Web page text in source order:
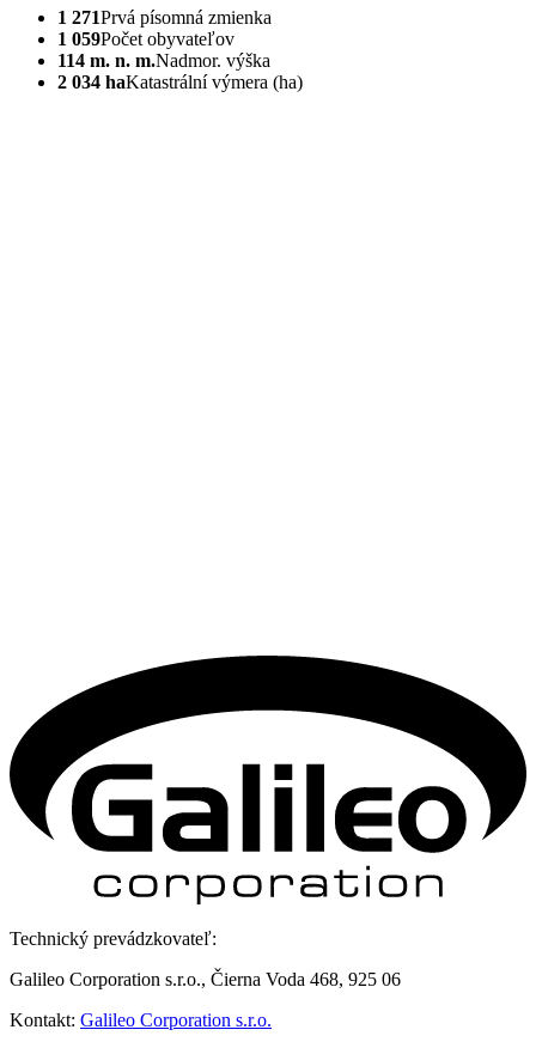
1 271Prvá písomná zmienka
1 059Počet obyvateľov
114 m. n. m.Nadmor. výška
2 034 haKatastrální výmera (ha)
Technický prevádzkovateľ:
Galileo Corporation s.r.o., Čierna Voda 468, 925 06
Kontakt: Galileo Corporation s.r.o.